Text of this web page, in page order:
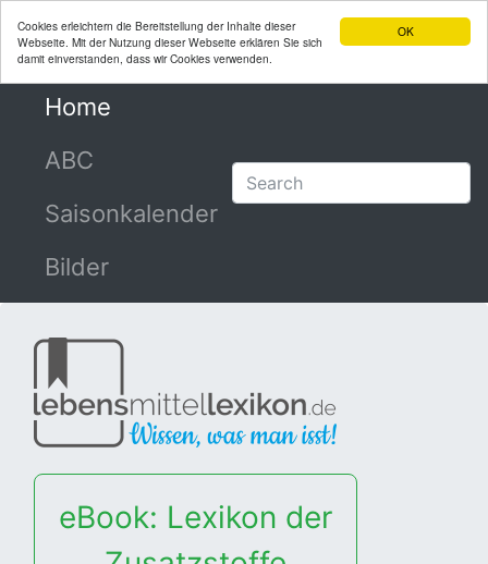
OK
Cookies erleichtern die Bereitstellung der Inhalte dieser
Webseite. Mit der Nutzung dieser Webseite erklären Sie sich
damit einverstanden, dass wir Cookies verwenden.
Home
ABC
Saisonkalender
Bilder
eBook: Lexikon der